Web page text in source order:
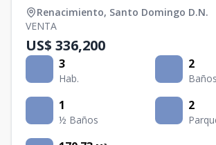
Renacimiento, Santo Domingo D.N.
VENTA
US$ 336,200
3
Hab.
2
Baños
1
½ Baños
2